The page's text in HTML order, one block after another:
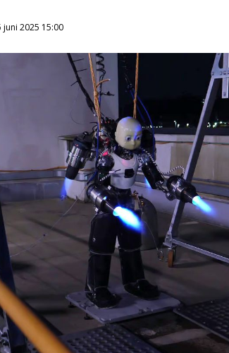
juni 2025 15:00